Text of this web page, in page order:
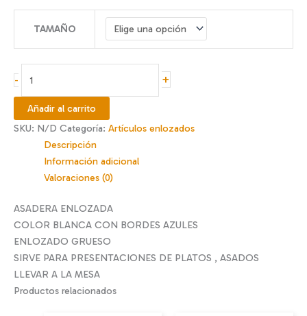
precios:
$6.990
hasta
TAMAÑO
-
ENL
BAJA
24X34CM
+
Añadir al carrito
SKU: N/D Categoría: Artículos enlozados
Descripción
Información adicional
Valoraciones (0)
ASADERA ENLOZADA
COLOR BLANCA CON BORDES AZULES
ENLOZADO GRUESO
SIRVE PARA PRESENTACIONES DE PLATOS , ASADOS
LLEVAR A LA MESA
Productos relacionados